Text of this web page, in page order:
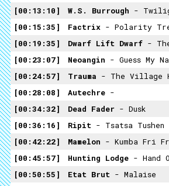
00:13:10
W.S. Burrough -
00:15:35
Factrix - Polarity
00:19:35
Dwarf Lift Dwarf - The
00:23:07
Neoangin - Guess My
00:24:57
Trauma - The Village
00:28:08
Autechre -
00:34:32
Dead Fader - Dusk
00:36:16
Ripit - Tsatsa Tushen
00:42:22
Mamelon - Kumba Fri
00:45:57
Hunting Lodge - Hand
00:50:55
Etat Brut - Malaise